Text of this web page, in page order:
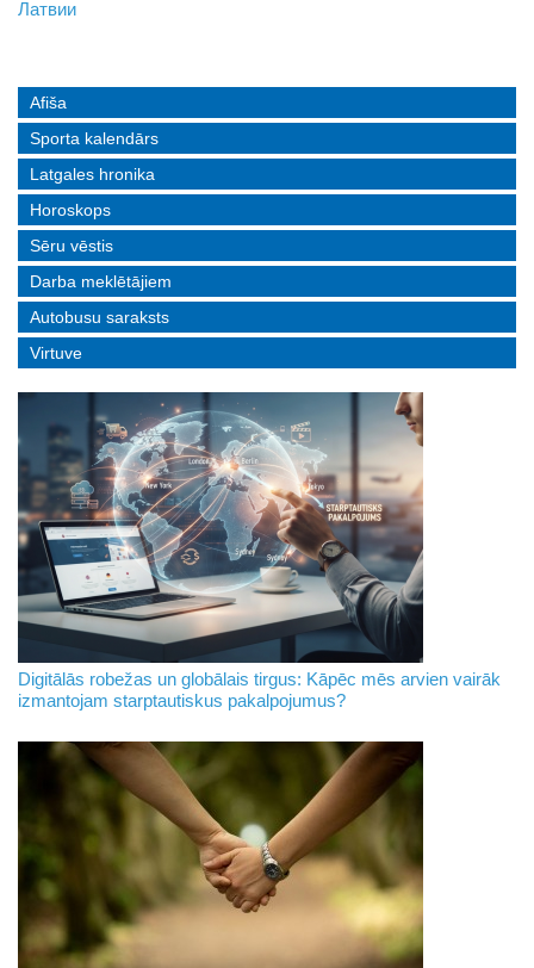
Латвии
реальные истории людей с ограниченными возможностями
Afiša
Sporta kalendārs
Latgales hronika
Horoskops
Sēru vēstis
Darba meklētājiem
Autobusu saraksts
Virtuve
Digitālās robežas un globālais tirgus: Kāpēc mēs arvien vairāk
izmantojam starptautiskus pakalpojumus?